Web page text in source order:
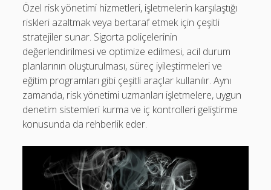
Özel risk yönetimi hizmetleri, işletmelerin karşılaştığı
riskleri azaltmak veya bertaraf etmek için çeşitli
stratejiler sunar. Sigorta poliçelerinin
değerlendirilmesi ve optimize edilmesi, acil durum
planlarının oluşturulması, süreç iyileştirmeleri ve
eğitim programları gibi çeşitli araçlar kullanılır. Aynı
zamanda, risk yönetimi uzmanları işletmelere, uygun
denetim sistemleri kurma ve iç kontrolleri geliştirme
konusunda da rehberlik eder.